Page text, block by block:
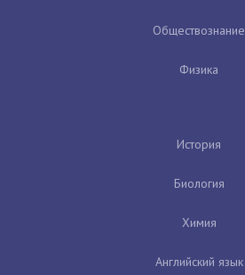
Обществознание
Физика
История
Биология
Химия
Английский язык